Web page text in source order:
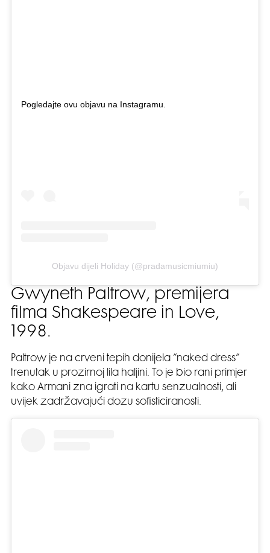
Pogledajte ovu objavu na Instagramu.
Objavu dijeli Holiday (@pradamusicmiumiu)
Gwyneth Paltrow, premijera
filma Shakespeare in Love,
1998.
Paltrow je na crveni tepih donijela “naked dress”
trenutak u prozirnoj lila haljini. To je bio rani primjer
kako Armani zna igrati na kartu senzualnosti, ali
uvijek zadržavajući dozu sofisticiranosti.